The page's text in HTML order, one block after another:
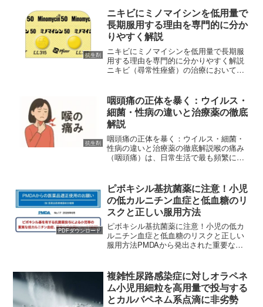
抗生剤
ニキビにミノマイシンを低用量で
長期服用する理由を専門的に分か
りやすく解説
ニキビにミノマイシンを低用量で長期服
用する理由を専門的に分かりやすく解説
ニキビ（尋常性痤瘡）の治療において、
処方されることは非常に一般的です。し
かし、処方せんを受け取っ...
抗生剤
咽頭痛の正体を暴く：ウイルス・
細菌・性病の違いと治療薬の徹底
解説
咽頭痛の正体を暴く：ウイルス・細菌・
性病の違いと治療薬の徹底解説喉の痛み
（咽頭痛）は、日常生活で最も頻繁に遭
にはウイルス、細菌、あるいは性感染症
といった多様な原因が潜ん...
PDFダウンロード
ピボキシル基抗菌薬に注意！小児
の低カルニチン血症と低血糖のリ
スクと正しい服用方法
ピボキシル基抗菌薬に注意！小児の低カ
ルニチン血症と低血糖のリスクと正しい
服用方法PMDAから発出された重要な注
（抗菌薬）を処方されることは珍しくあ
りません。しかし、20...
複雑性尿路感染症に対しオラペネ
ム小児用細粒を高用量で投与する
とカルバペネム系点滴に非劣勢